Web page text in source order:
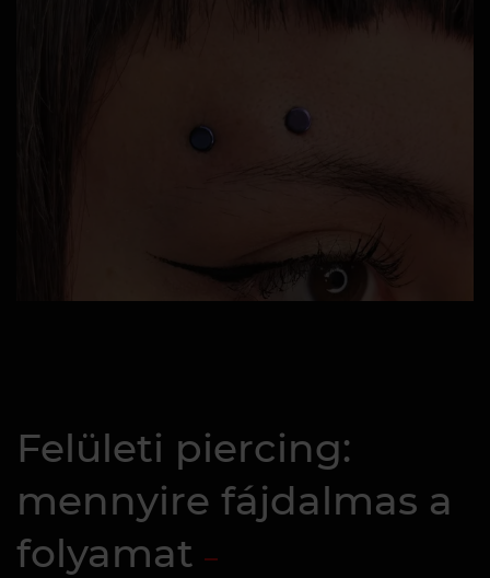
Felületi piercing:
mennyire fájdalmas a
folyamat